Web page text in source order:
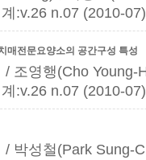
:v.26 n.07 (2010-07)
매전문요양소의 공간구성 특성
/ 조영행(Cho Young-
:v.26 n.07 (2010-07)
/ 박성철(Park Sung-